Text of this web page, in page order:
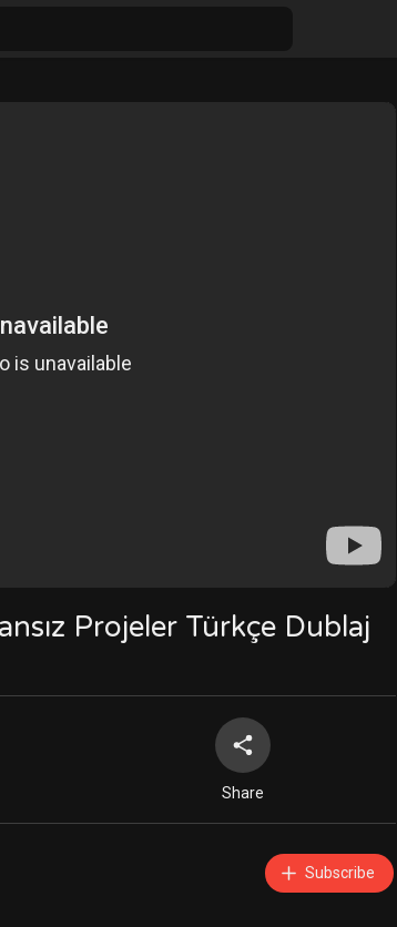
Projeler Türkçe Dublaj
Share
Subscribe